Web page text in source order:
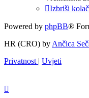
Izbriši
Powered by phpBB®
HR (CRO) by Ančica
Privatnost | Uvjeti